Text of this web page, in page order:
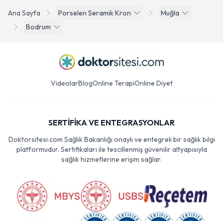
Ana Sayfa Porselen Seramik Kron
Muğla
Bodrum
VideolarBlogOnline TerapiOnline Diyet
SERTİFİKA VE ENTEGRASYONLAR
Doktorsitesi.com Sağlık Bakanlığı onaylı ve entegreli bir sağlık bilgi
platformudur. Sertifikaları ile tescillenmiş güvenilir altyapısıyla
sağlık hizmetlerine erişim sağlar.